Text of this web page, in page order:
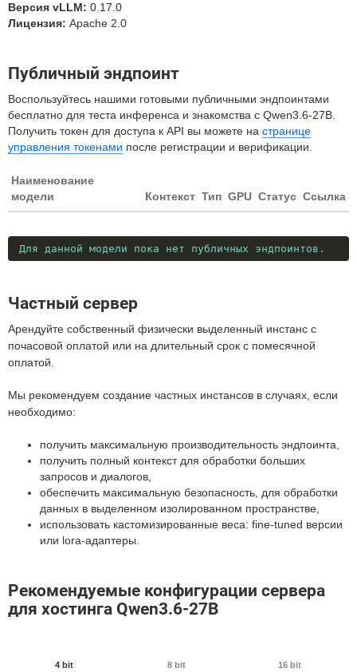
Версия vLLM: 0.17.0
Лицензия: Apache 2.0
Публичный эндпоинт
Воспользуйтесь нашими готовыми публичными эндпоинтами
бесплатно для теста инференса и знакомства с Qwen3.6-27B.
Получить токен для доступа к API вы можете на странице
управления токенами после регистрации и верификации.
Наименование
модели
Контекст Тип GPU Статус Ссылка
Для данной модели пока нет публичных эндпоинтов.
Частный сервер
Арендуйте собственный физически выделенный инстанс с
почасовой оплатой или на длительный срок с помесячной
оплатой.
Мы рекомендуем создание частных инстансов в случаях, если
необходимо:
получить максимальную производительность эндпоинта,
получить полный контекст для обработки больших
запросов и диалогов,
обеспечить максимальную безопасность, для обработки
данных в выделенном изолированном пространстве,
использовать кастомизированные веса: fine-tuned версии
или lora-адаптеры.
Рекомендуемые конфигурации сервера
для хостинга Qwen3.6-27B
4 bit 8 bit 16 bit